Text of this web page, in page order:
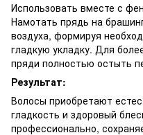
Использовать вместе с
Намотать прядь на
воздуха, формируя
гладкую укладку. Для
пряди полностью остыть
Результат:
Волосы приобретают
гладкость и здоровый
профессионально,